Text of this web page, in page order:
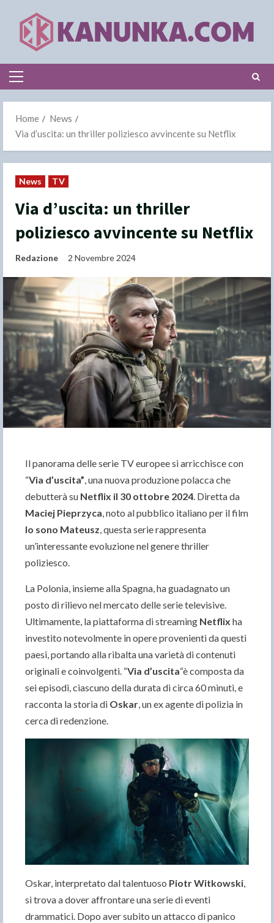
content
Primary
Home
News
Via d’uscita: un thriller poliziesco avvincente su Netflix
News TV
Via d’uscita: un thriller
poliziesco avvincente su Netflix
Redazione 2 Novembre 2024
Il panorama delle serie TV europee si arricchisce con
“Via d’uscita”, una nuova produzione polacca che
debutterà su Netflix il 30 ottobre 2024. Diretta da
Maciej Pieprzyca, noto al pubblico italiano per il film
Io sono Mateusz, questa serie rappresenta
un’interessante evoluzione nel genere thriller
poliziesco.
La Polonia, insieme alla Spagna, ha guadagnato un
posto di rilievo nel mercato delle serie televisive.
Ultimamente, la piattaforma di streaming Netflix ha
investito notevolmente in opere provenienti da questi
paesi, portando alla ribalta una varietà di contenuti
originali e coinvolgenti. “Via d’uscita“è composta da
sei episodi, ciascuno della durata di circa 60 minuti, e
racconta la storia di Oskar, un ex agente di polizia in
cerca di redenzione.
Oskar, interpretato dal talentuoso Piotr Witkowski,
si trova a dover affrontare una serie di eventi
drammatici. Dopo aver subito un attacco di panico